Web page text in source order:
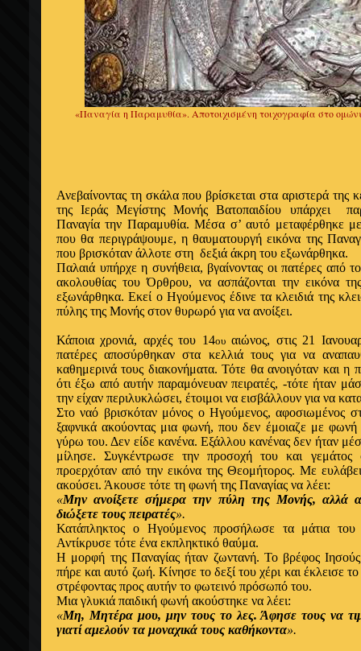
«Παναγία η Παραμυθία». Αποτοιχισμένη τοιχογραφία στο
Ανεβαίνοντας τη σκάλα που βρίσκεται στα αριστερά της
της Ιεράς Μεγίστης Μονής Βατοπαιδίου υπάρχει
Παναγία την Παραμυθία. Μέσα σ’ αυτό μεταφέρθηκε
που θα περιγράψουμε, η θαυματουργή εικόνα της
που βρισκόταν άλλοτε στη δεξιά άκρη του εξωνάρθηκα.
Παλαιά υπήρχε η συνήθεια, βγαίνοντας οι πατέρες από
ακολουθίας του Όρθρου, να ασπάζονται την εικόνα
εξωνάρθηκα. Εκεί ο Ηγούμενος έδινε τα κλειδιά της
πύλης της Μονής στον θυρωρό για να ανοίξει.
Κάποια χρονιά, αρχές του 14ου αιώνος, στις 21
πατέρες αποσύρθηκαν στα κελλιά τους για να
καθημερινά τους διακονήματα. Τότε θα ανοιγόταν και
ότι έξω από αυτήν παραμόνευαν πειρατές, -τότε ήταν
την είχαν περιλυκλώσει, έτοιμοι να εισβάλλουν για να
Στο ναό βρισκόταν μόνος ο Ηγούμενος, αφοσιωμένος
ξαφνικά ακούοντας μια φωνή, που δεν έμοιαζε με
γύρω του. Δεν είδε κανένα. Εξάλλου κανένας δεν ήταν
μίλησε. Συγκέντρωσε την προσοχή του και
προερχόταν από την εικόνα της Θεομήτορος. Με
ακούσει. Άκουσε τότε τη φωνή της Παναγίας να λέει:
«Μην ανοίξετε σήμερα την πύλη της Μονής, αλλά
διώξετε τους πειρατές».
Κατάπληκτος ο Ηγούμενος προσήλωσε τα μάτια του
Αντίκρυσε τότε ένα εκπληκτικό θαύμα.
Η μορφή της Παναγίας ήταν ζωντανή. Το βρέφος
πήρε και αυτό ζωή. Κίνησε το δεξί του χέρι και έκλεισε
στρέφοντας προς αυτήν το φωτεινό πρόσωπό του.
Μια γλυκιά παιδική φωνή ακούστηκε να λέει:
«Μη, Μητέρα μου, μην τους το λες. Άφησε τους να
γιατί αμελούν τα μοναχικά τους καθήκοντα».